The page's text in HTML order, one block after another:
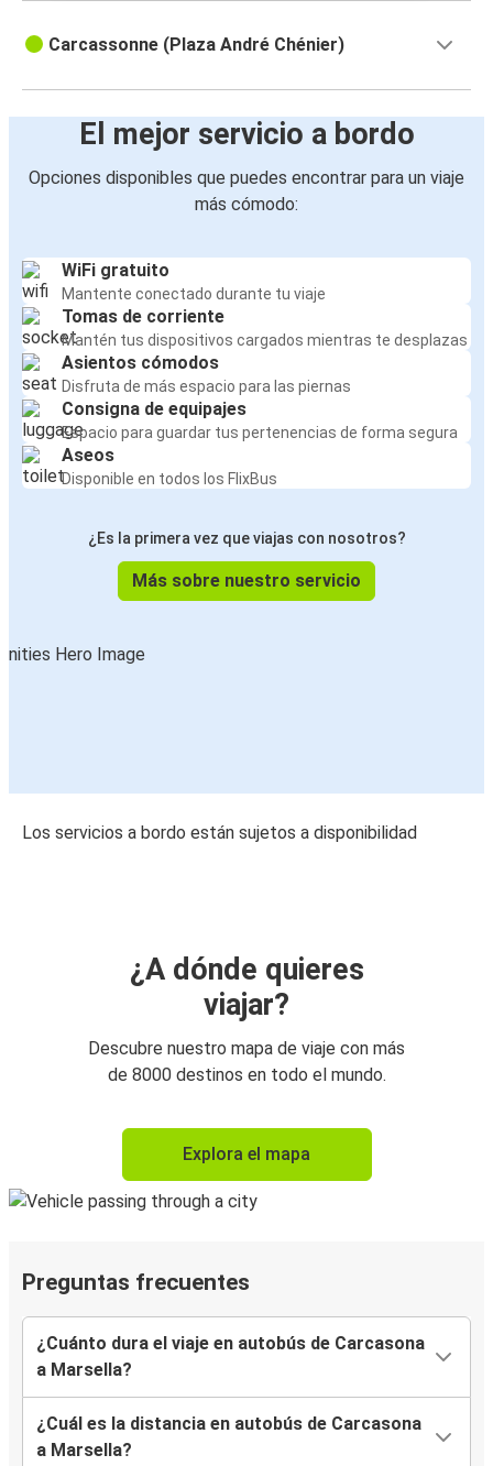
Carcassonne (Plaza André Chénier)
El mejor servicio a bordo
Opciones disponibles que puedes encontrar para un viaje
más cómodo:
WiFi gratuito
Mantente conectado durante tu viaje
Tomas de corriente
Mantén tus dispositivos cargados mientras te desplazas
Asientos cómodos
Disfruta de más espacio para las piernas
Consigna de equipajes
Espacio para guardar tus pertenencias de forma segura
Aseos
Disponible en todos los FlixBus
¿Es la primera vez que viajas con nosotros?
Más sobre nuestro servicio
Los servicios a bordo están sujetos a disponibilidad
¿A dónde quieres
viajar?
Descubre nuestro mapa de viaje con más
de 8000 destinos en todo el mundo.
Explora el mapa
Preguntas frecuentes
¿Cuánto dura el viaje en autobús de Carcasona
a Marsella?
¿Cuál es la distancia en autobús de Carcasona
a Marsella?